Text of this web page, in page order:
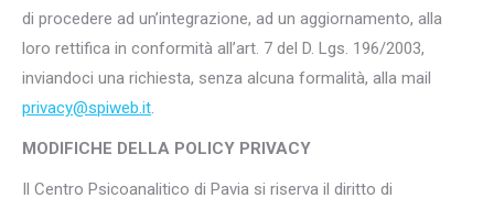
di procedere ad un’integrazione, ad un aggiornamento, alla
loro rettifica in conformità all’art. 7 del D. Lgs. 196/2003,
inviandoci una richiesta, senza alcuna formalità, alla mail
privacy@spiweb.it.
MODIFICHE DELLA POLICY PRIVACY
Il Centro Psicoanalitico di Pavia si riserva il diritto di